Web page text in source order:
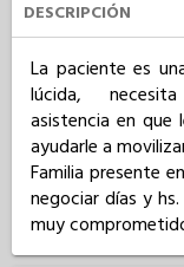
DESCRIPCIÓN
La paciente es
lúcida,
asistencia en que
ayudarle a
Familia presente
negociar días y
muy